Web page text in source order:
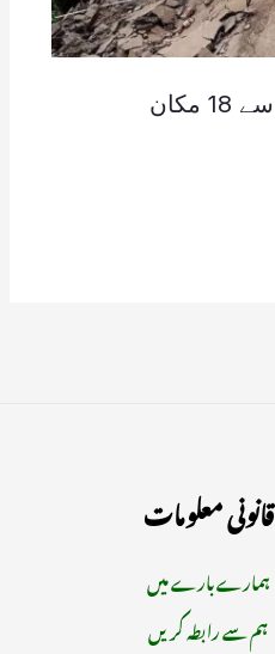
پونچھ: زمین دھنسنے سے 18 مکان
قانونی معلومات
ہمارے بارے میں
ہم سے رابطہ کریں